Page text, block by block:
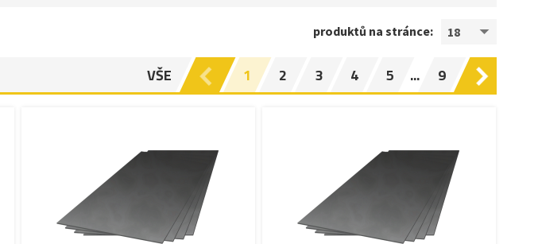
produktů na stránce: 18
VŠE 1 2 3 4 5 ... 9